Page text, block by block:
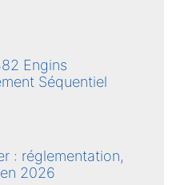
Engins
Séquentiel
: réglementation,
2026